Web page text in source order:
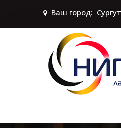
Ваш город: Сургут